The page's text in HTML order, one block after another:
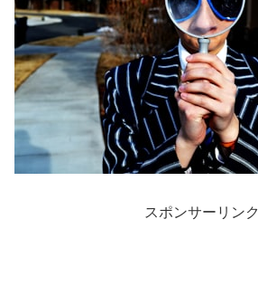
スポンサーリンク